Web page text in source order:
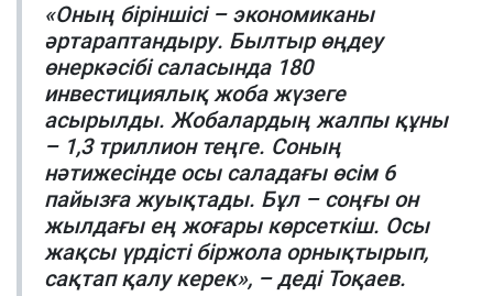
«Оның біріншісі – экономиканы
әртараптандыру. Былтыр өңдеу
өнеркәсібі саласында 180
инвестициялық жоба жүзеге
асырылды. Жобалардың жалпы құны
– 1,3 триллион теңге. Соның
нәтижесінде осы саладағы өсім 6
пайызға жуықтады. Бұл – соңғы он
жылдағы ең жоғары көрсеткіш. Осы
жақсы үрдісті біржола орнықтырып,
сақтап қалу керек», – деді Тоқаев.